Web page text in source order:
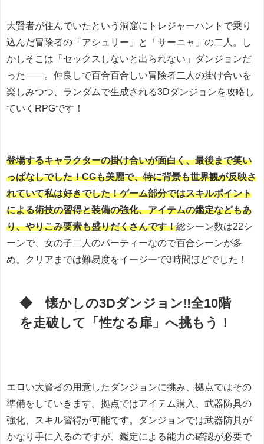
大賢者が住んでいたという洞窟にトレジャーハントで乗り
込んだ冒険者の「アシュリー」と「サーニャ」の二人。し
かしそこは「セックスしないと出られない」ダンジョンだ
った――。仲良しで百合百合しい冒険者二人の掛け合いを
楽しみつつ、ランダムで生成される3Dダンジョンを攻略し
ていくRPGです！
登場するキャラクターの掛け合いが面白く、最後まで笑い
っぱなしでした！CGも美麗で、特に背景も世界観が反映さ
れていて私は好きでした！ゲーム部分ではスキルポイント
による術技の習得と装備の強化、アイテムの鑑定などもあ
り、やりこみ要素も盛りだくさんです！総シーン数は22シ
ーンで、女の子二人のパーティーなので百合シーンが多
め。クリアまでは難易度をイージーで3時間ほどでした！
◆ 懐かしの3Dダンジョン‼全10階
を走破して「性なる扉」へ挑もう！
エロい大賢者の用意したダンジョンに挑み、拠点ではその
準備をしていきます。拠点ではアイテム購入、武器防具の
強化、スキル習得が可能です。ダンジョンでは武器防具が
かなり手に入るのですが、鑑定による能力の確認が必要で